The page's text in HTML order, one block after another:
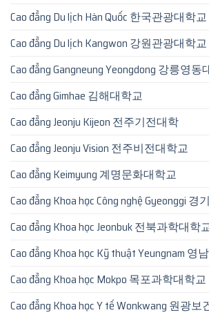
Cao đẳng Du lịch Hàn Quốc 한국관광대학교
Cao đẳng Du lịch Kangwon 강원관광대학교
Cao đẳng Gangneung Yeongdong 강릉영동
Cao đẳng Gimhae 김해대학교
Cao đẳng Jeonju Kijeon 전주기전대학
Cao đẳng Jeonju Vision 전주비전대학교
Cao đẳng Keimyung 계명문화대학교
Cao đẳng Khoa học Công nghệ Gyeonggi
Cao đẳng Khoa học Jeonbuk 전북과학대학
Cao đẳng Khoa học Kỹ thuật Yeungnam 영
Cao đẳng Khoa học Mokpo 목포과학대학교
Cao đẳng Khoa học Y tế Wonkwang 원광